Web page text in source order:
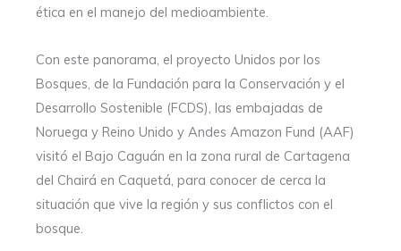
ética en el manejo del medioambiente.
Con este panorama, el proyecto Unidos por los
Bosques, de la Fundación para la Conservación y el
Desarrollo Sostenible (FCDS), las embajadas de
Noruega y Reino Unido y Andes Amazon Fund (AAF)
visitó el Bajo Caguán en la zona rural de Cartagena
del Chairá en Caquetá, para conocer de cerca la
situación que vive la región y sus conflictos con el
bosque.